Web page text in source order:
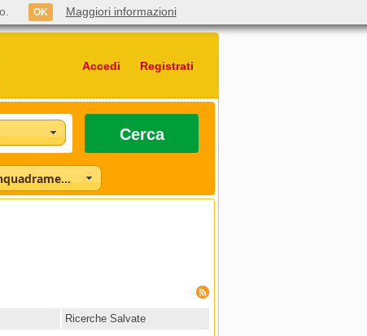
Accedi Registrati
Cerca
Seleziona l'inquadramento
Ricerche Salvate
OK Maggiori informazioni